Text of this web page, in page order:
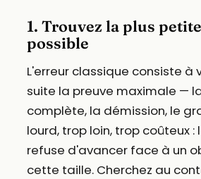
1. Trouvez la plus
possible
L'erreur classique consiste à
suite la preuve maximale —
complète, la démission, le
lourd, trop loin, trop coûteux :
refuse d'avancer face à un
cette taille. Cherchez au